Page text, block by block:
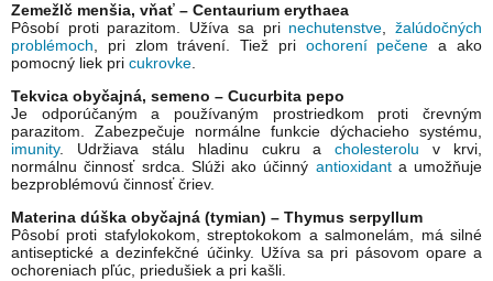
Zemežlč menšia, vňať – Centaurium erythaea
Pôsobí proti parazitom. Užíva sa pri nechutenstve ,žalúdočných
problémoch , pri zlom trávení. Tiež pri ochorení pečene a ako
pomocný liek pri cukrovke
Tekvica obyčajná, semeno – Cucurbita pepo
Je odporúčaným a používaným prostriedkom proti črevným
parazitom. Zabezpečuje normálne funkcie dýchacieho systému,
imunity. Udržiava stálu hladinu cukru acholesterolu v krvi,
normálnu činnosť srdca. Slúži ako účinný antioxidanta umožňuje
bezproblémovú činnosť čriev.
Materina dúška obyčajná (tymian) – Thymus serpyllum
Pôsobí proti stafylokokom, streptokokom a salmonelám, má silné
antiseptické a dezinfekčné účinky. Užíva sa pri pásovom opare a
ochoreniach pľúc, priedušiek a pri kašli.